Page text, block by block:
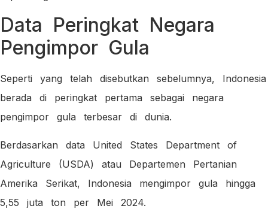
Data Peringkat Negara
Pengimpor Gula
Seperti yang telah disebutkan sebelumnya, Indonesia
berada di peringkat pertama sebagai negara
pengimpor gula terbesar di dunia.
Berdasarkan data United States Department of
Agriculture (USDA) atau Departemen Pertanian
Amerika Serikat, Indonesia mengimpor gula hingga
5,55 juta ton per Mei 2024.